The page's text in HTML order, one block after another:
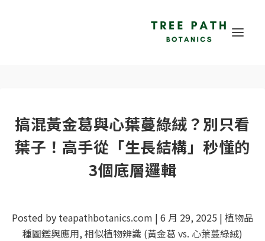
搞混黃金葛與心葉蔓綠絨？別只看
葉子！高手從「生長結構」秒懂的
3個底層邏輯
Posted by teapathbotanics.com | 6 月 29, 2025 | 植物品
種圖鑑與應用,相似植物辨識 (黃金葛 vs. 心葉蔓綠絨)